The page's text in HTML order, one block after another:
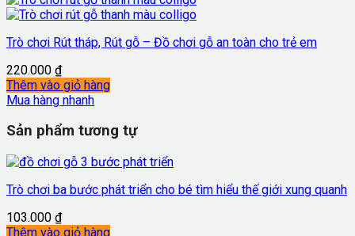
Trò chơi Rút tháp, Rút gỗ – Đồ chơi gỗ an toàn cho trẻ em
220.000 ₫
Thêm vào giỏ hàng
Mua hàng nhanh
Sản phẩm tương tự
Trò chơi ba bước phát triển cho bé tìm hiểu thế giới xung quanh
103.000 ₫
Thêm vào giỏ hàng